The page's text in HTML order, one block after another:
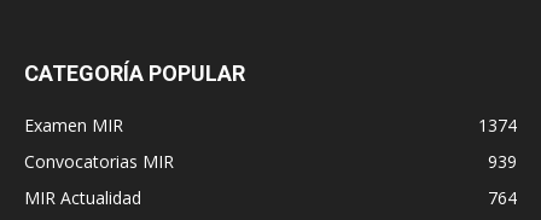
CATEGORÍA POPULAR
Examen MIR
1374
Convocatorias MIR
939
MIR Actualidad
764